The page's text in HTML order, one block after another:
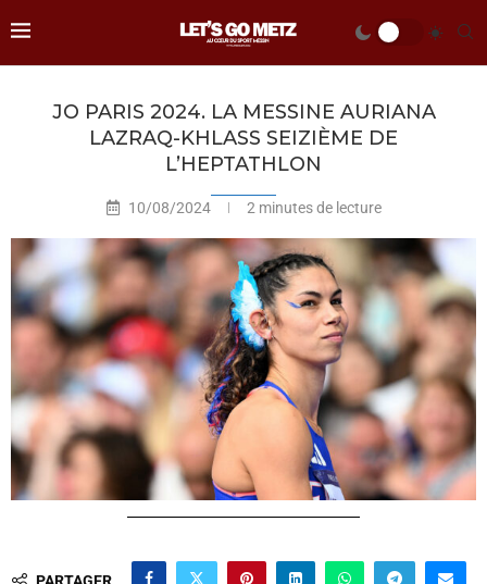
JO PARIS 2024. LA MESSINE AURIANA
LAZRAQ-KHLASS SEIZIÈME DE
L’HEPTATHLON
10/08/2024 2 minutes de lecture
PARTAGER